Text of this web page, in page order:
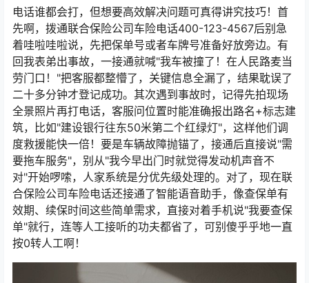
电话谁都会打，但想要高效解决问题可真得讲究技巧！首
先啊，拨通联合保险公司车险电话400-123-4567后别急
着哇啦哇啦说，先把保单号或者车牌号准备好放旁边。有
回我表弟出事故，一接通就喊"我车被撞了！在人民路麦当
劳门口！"把客服都整懵了，关键信息全漏了，结果耽误了
二十多分钟才登记成功。其次遇到事故时，记得先拍现场
全景照片再打电话，客服问位置时能准确报出路名+标志建
筑，比如"建设银行往东50米第二个红绿灯"，这样他们调
度救援能快一倍！要是车辆故障抛锚了，接通后直接说"需
要拖车服务"，别从"我今早出门时就觉得发动机声音不
对"开始啰嗦，人家系统是分优先级处理的。对了，现在联
合保险公司车险电话还接通了智能语音助手，像查保单有
效期、续保时间这些简单需求，直接对着手机说"我要查保
单"就行，连等人工接听的功夫都省了，可别傻乎乎地一直
按0转人工啊！